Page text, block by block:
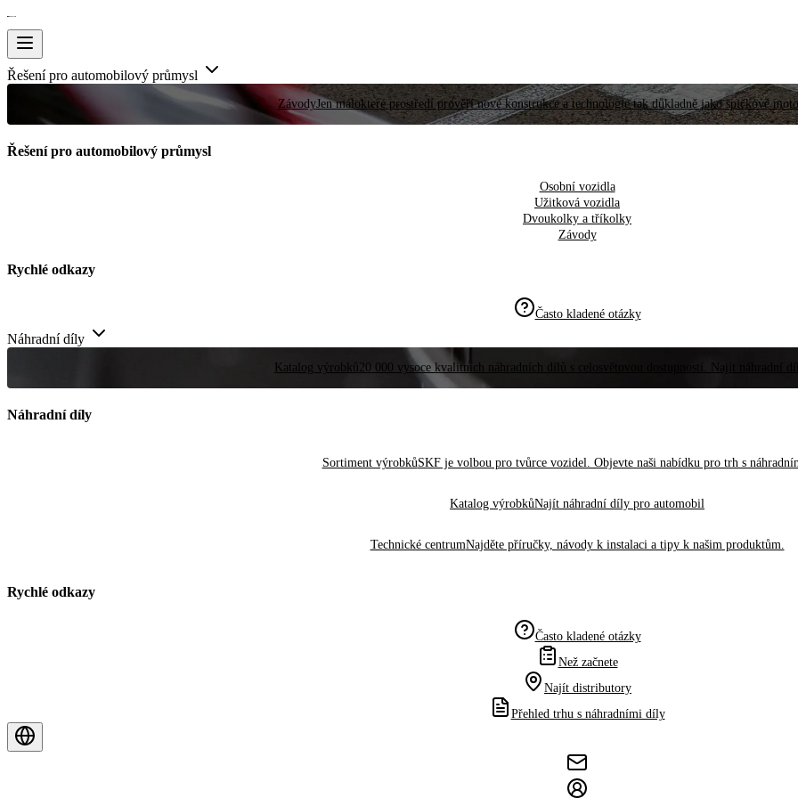
Řešení pro automobilový průmysl
ZávodyJen málokteré prostředí prověří nové konstrukce a technologie tak důkladně jako špičkové
Řešení pro automobilový průmysl
Osobní vozidla
Užitková vozidla
Dvoukolky a tříkolky
Závody
Rychlé odkazy
Často kladené otázky
Náhradní díly
Katalog výrobků20 000 vysoce kvalitních náhradních dílů s celosvětovou dostupností. Najít náhradní
Náhradní díly
Sortiment výrobkůSKF je volbou pro tvůrce vozidel. Objevte naši nabídku pro trh s
Katalog výrobkůNajít náhradní díly pro automobil
Technické centrumNajděte příručky, návody k instalaci a tipy k našim produktům.
Rychlé odkazy
Často kladené otázky
Než začnete
Najít distributory
Přehled trhu s náhradními díly